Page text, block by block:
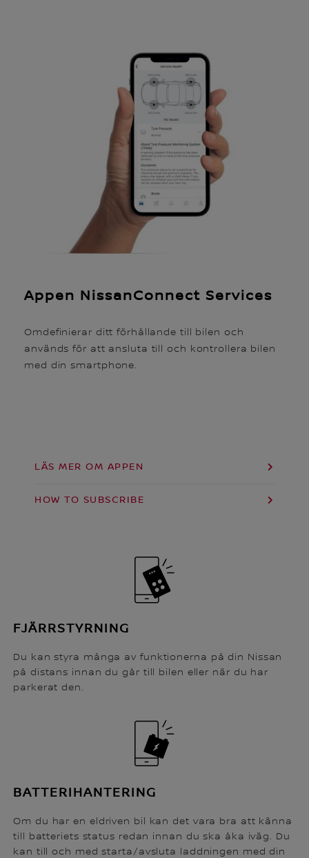
Appen NissanConnect Services
Omdefinierar ditt förhållande till bilen och
används för att ansluta till och kontrollera bilen
med din smartphone.
LÄS MER OM APPEN
HOW TO SUBSCRIBE
FJÄRRSTYRNING
Du kan styra många av funktionerna på din Nissan
på distans innan du går till bilen eller när du har
parkerat den.
BATTERIHANTERING
Om du har en eldriven bil kan det vara bra att känna
till batteriets status redan innan du ska åka iväg. Du
kan till och med starta/avsluta laddningen med din